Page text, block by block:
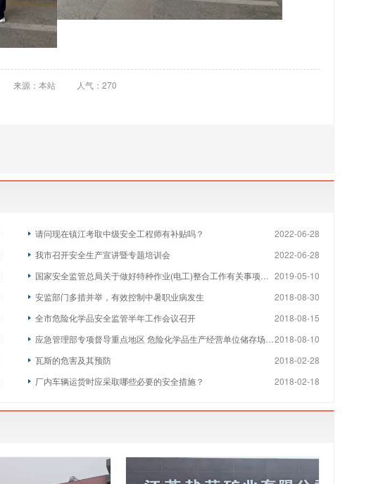
来源：本站 人气：270
2022-06-28
请问现在镇江考取中级安全工程师有补贴吗？
2022-06-28
我市召开安全生产宣讲暨专题培训会
2019-05-10
国家安全监管总局关于做好特种作业(电工)整合工作有关事项的通知
2018-08-30
安监部门多措并举，有效控制中暑职业病发生
2018-08-15
全市危险化学品安全监管半年工作会议召开
2018-08-10
应急管理部专项督导重点地区 危险化学品生产经营单位储存场所安全
2018-02-28
瓦斯的危害及其预防
2018-02-18
厂内车辆运货时应采取哪些必要的安全措施？